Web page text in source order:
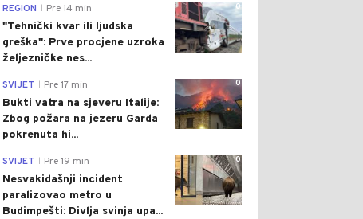
0
REGION Pre 14 min
"Tehnički kvar ili ljudska
greška": Prve procjene uzroka
željezničke nes...
0
SVIJET Pre 17 min
Bukti vatra na sjeveru Italije:
Zbog požara na jezeru Garda
pokrenuta hi...
0
SVIJET Pre 19 min
Nesvakidašnji incident
paralizovao metro u
Budimpešti: Divlja svinja upa...